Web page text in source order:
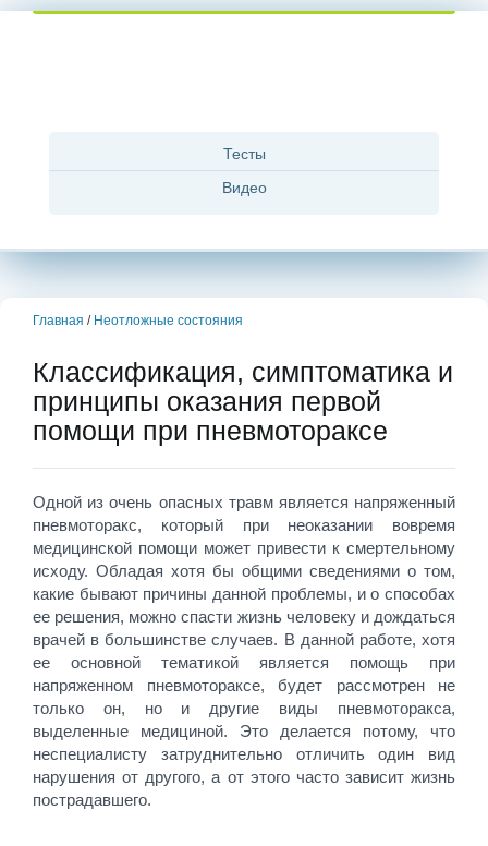
Тесты
Видео
Главная / Неотложные состояния
Классификация, симптоматика и
принципы оказания первой
помощи при пневмотораксе
Одной из очень опасных травм является напряженный
пневмоторакс, который при неоказании вовремя
медицинской помощи может привести к смертельному
исходу. Обладая хотя бы общими сведениями о том,
какие бывают причины данной проблемы, и о способах
ее решения, можно спасти жизнь человеку и дождаться
врачей в большинстве случаев. В данной работе, хотя
ее основной тематикой является помощь при
напряженном пневмотораксе, будет рассмотрен не
только он, но и другие виды пневмоторакса,
выделенные медициной. Это делается потому, что
неспециалисту затруднительно отличить один вид
нарушения от другого, а от этого часто зависит жизнь
пострадавшего.